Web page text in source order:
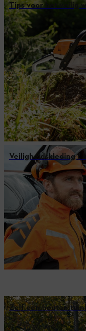
Tips voor het veilig
Veiligheidskleding /
Zelf een houten